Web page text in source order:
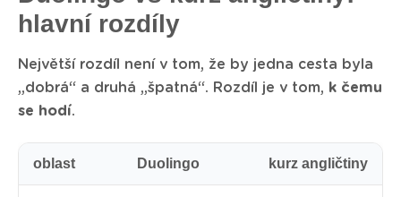
hlavní rozdíly
Největší rozdíl není v tom, že by jedna cesta byla
„dobrá“ a druhá „špatná“. Rozdíl je v tom, k čemu
se hodí.
oblast Duolingo kurz angličtiny